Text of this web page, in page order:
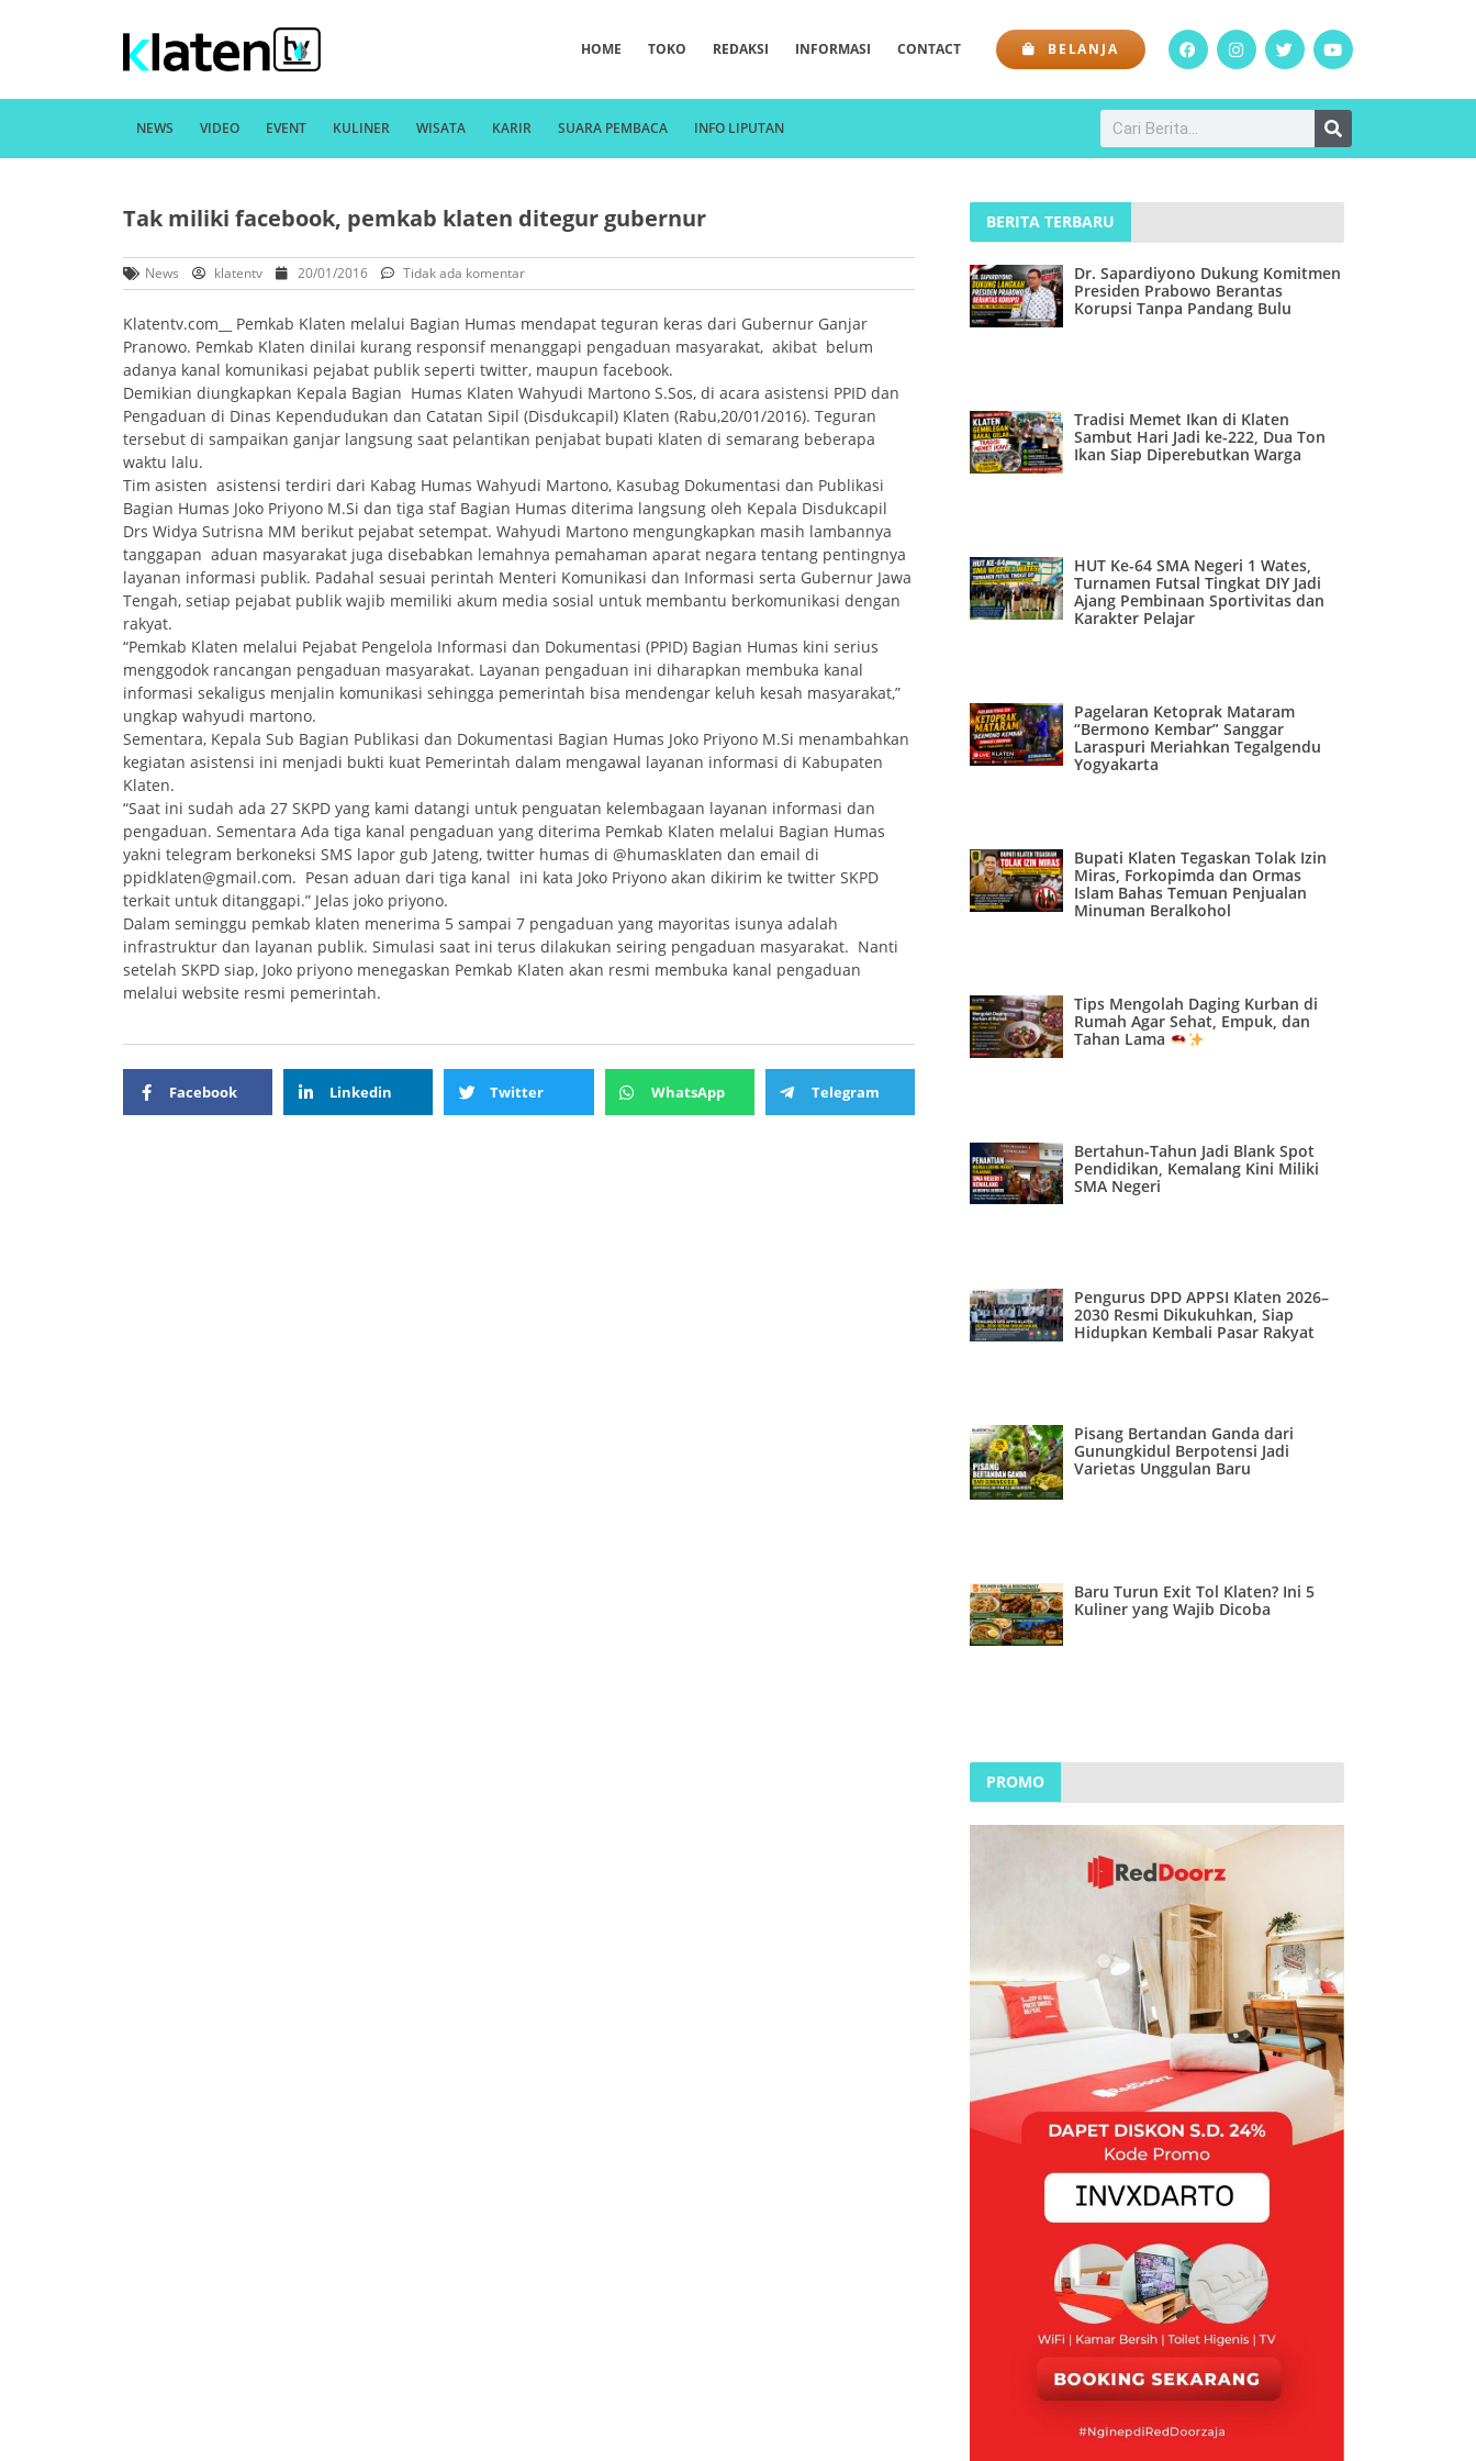
HOME TOKO REDAKSI INFORMASI CONTACT BELANJA
NEWS VIDEO EVENT KULINER WISATA KARIR SUARA PEMBACA INFO LIPUTAN
Tak miliki facebook, pemkab klaten ditegur gubernur
News klatentv 20/01/2016 Tidak ada komentar
Klatentv.com__ Pemkab Klaten melalui Bagian Humas mendapat teguran keras dari Gubernur Ganjar
Pranowo. Pemkab Klaten dinilai kurang responsif menanggapi pengaduan masyarakat, akibat belum
adanya kanal komunikasi pejabat publik seperti twitter, maupun facebook.
Demikian diungkapkan Kepala Bagian Humas Klaten Wahyudi Martono S.Sos, di acara asistensi PPID dan
Pengaduan di Dinas Kependudukan dan Catatan Sipil (Disdukcapil) Klaten (Rabu,20/01/2016). Teguran
tersebut di sampaikan ganjar langsung saat pelantikan penjabat bupati klaten di semarang beberapa
waktu lalu.
Tim asisten asistensi terdiri dari Kabag Humas Wahyudi Martono, Kasubag Dokumentasi dan Publikasi
Bagian Humas Joko Priyono M.Si dan tiga staf Bagian Humas diterima langsung oleh Kepala Disdukcapil
Drs Widya Sutrisna MM berikut pejabat setempat. Wahyudi Martono mengungkapkan masih lambannya
tanggapan aduan masyarakat juga disebabkan lemahnya pemahaman aparat negara tentang pentingnya
layanan informasi publik. Padahal sesuai perintah Menteri Komunikasi dan Informasi serta Gubernur Jawa
Tengah, setiap pejabat publik wajib memiliki akum media sosial untuk membantu berkomunikasi dengan
rakyat.
“Pemkab Klaten melalui Pejabat Pengelola Informasi dan Dokumentasi (PPID) Bagian Humas kini serius
menggodok rancangan pengaduan masyarakat. Layanan pengaduan ini diharapkan membuka kanal
informasi sekaligus menjalin komunikasi sehingga pemerintah bisa mendengar keluh kesah masyarakat,”
ungkap wahyudi martono.
Sementara, Kepala Sub Bagian Publikasi dan Dokumentasi Bagian Humas Joko Priyono M.Si menambahkan
kegiatan asistensi ini menjadi bukti kuat Pemerintah dalam mengawal layanan informasi di Kabupaten
Klaten.
“Saat ini sudah ada 27 SKPD yang kami datangi untuk penguatan kelembagaan layanan informasi dan
pengaduan. Sementara Ada tiga kanal pengaduan yang diterima Pemkab Klaten melalui Bagian Humas
yakni telegram berkoneksi SMS lapor gub Jateng, twitter humas di @humasklaten dan email di
ppidklaten@gmail.com. Pesan aduan dari tiga kanal ini kata Joko Priyono akan dikirim ke twitter SKPD
terkait untuk ditanggapi.” Jelas joko priyono.
Dalam seminggu pemkab klaten menerima 5 sampai 7 pengaduan yang mayoritas isunya adalah
infrastruktur dan layanan publik. Simulasi saat ini terus dilakukan seiring pengaduan masyarakat. Nanti
setelah SKPD siap, Joko priyono menegaskan Pemkab Klaten akan resmi membuka kanal pengaduan
melalui website resmi pemerintah.
Facebook Linkedin Twitter WhatsApp Telegram
BERITA TERBARU
Dr. Sapardiyono Dukung Komitmen
Presiden Prabowo Berantas
Korupsi Tanpa Pandang Bulu
Tradisi Memet Ikan di Klaten
Sambut Hari Jadi ke-222, Dua Ton
Ikan Siap Diperebutkan Warga
HUT Ke-64 SMA Negeri 1 Wates,
Turnamen Futsal Tingkat DIY Jadi
Ajang Pembinaan Sportivitas dan
Karakter Pelajar
Pagelaran Ketoprak Mataram
“Bermono Kembar” Sanggar
Laraspuri Meriahkan Tegalgendu
Yogyakarta
Bupati Klaten Tegaskan Tolak Izin
Miras, Forkopimda dan Ormas
Islam Bahas Temuan Penjualan
Minuman Beralkohol
Tips Mengolah Daging Kurban di
Rumah Agar Sehat, Empuk, dan
Tahan Lama
Bertahun-Tahun Jadi Blank Spot
Pendidikan, Kemalang Kini Miliki
SMA Negeri
Pengurus DPD APPSI Klaten 2026–
2030 Resmi Dikukuhkan, Siap
Hidupkan Kembali Pasar Rakyat
Pisang Bertandan Ganda dari
Gunungkidul Berpotensi Jadi
Varietas Unggulan Baru
Baru Turun Exit Tol Klaten? Ini 5
Kuliner yang Wajib Dicoba
PROMO